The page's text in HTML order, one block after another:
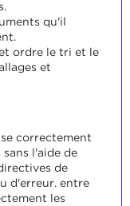
qu'il
ordre le tri et le
et
correctement
sans l'aide de
de
d'erreur. entre
les